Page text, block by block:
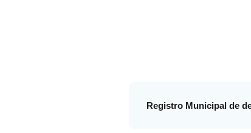
Registro Municipal de